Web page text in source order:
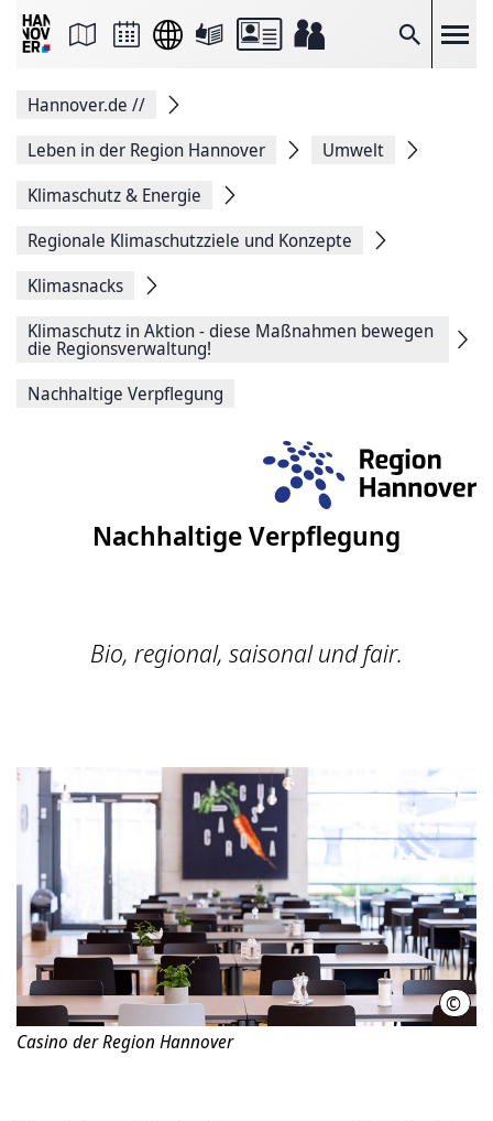
Suche
Seite
Facebook
teilen
Seitenlink
Seite
Hannover.de //
Leben in der Region Hannover
Umwelt
Klimaschutz & Energie
Regionale Klimaschutzziele und Konzepte
Klimasnacks
Klimaschutz in Aktion - diese Maßnahmen bewegen
die Regionsverwaltung!
Nachhaltige Verpflegung
Nachhaltige Verpflegung
Bio, regional, saisonal und fair.
© Iris
Casino der Region Hannover